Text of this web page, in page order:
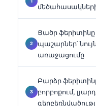
Ցածր ֆերիտինը
պաշարներ՝
առաջացումը
Բարձր
բորբոքում,